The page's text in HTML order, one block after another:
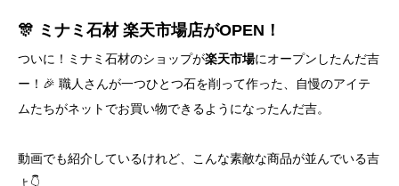
🎊 ミナミ石材 楽天市場店がOPEN！
ついに！ミナミ石材のショップが楽天市場にオープンしたんだ吉
ー！🎉 職人さんが一つひとつ石を削って作った、自慢のアイテ
ムたちがネットでお買い物できるようになったんだ吉。
動画でも紹介しているけれど、こんな素敵な商品が並んでいる吉